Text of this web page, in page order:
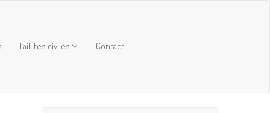
Faillites civiles Contact